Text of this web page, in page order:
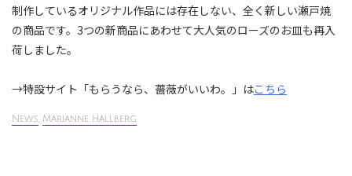
制作しているオリジナル作品には存在しない、全く新しい瀬戸焼
の商品です。3つの新商品にあわせて大人気のローズのお皿も再入
荷しました。
→特設サイト「もらうなら、薔薇がいいわ。⁠」はこちら
News, Marianne Hallberg